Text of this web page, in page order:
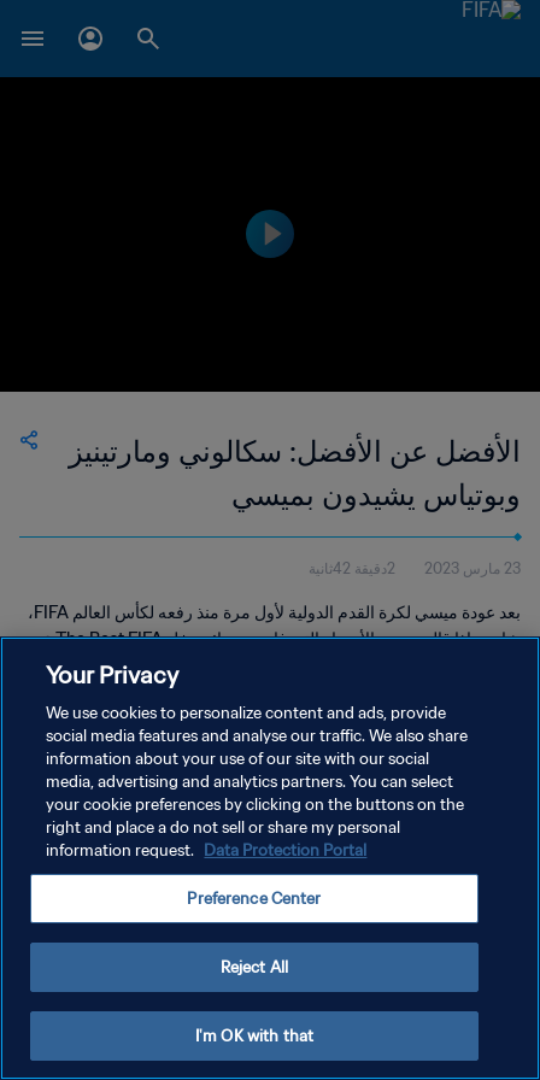
الأفضل عن الأفضل: سكالوني ومارتينيز
وبوتياس يشيدون بميسي
23 مارس 2023 2دقيقة 42ثانية
بعد عودة ميسي لكرة القدم الدولية لأول مرة منذ رفعه لكأس العالم FIFA،
شاهد ماذا قالت بعض الأسماء التي فازت بجوائز حفل The Best FIFA عن
إدارة تفضيلات ملفات تعريف الارتباط
Your Privacy
We use cookies to personalize content and ads, provide
social media features and analyse our traffic. We also share
information about your use of our site with our social
media, advertising and analytics partners. You can select
your cookie preferences by clicking on the buttons on the
right and place a do not sell or share my personal
information request. Data Protection Portal
Preference Center
Reject All
I'm OK with that